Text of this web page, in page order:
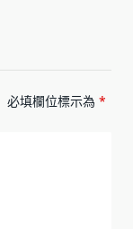
必填欄位標示為 *